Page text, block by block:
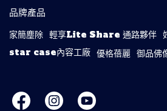
品牌產品
家簡塵除 輕享Lite Share 通路夥伴
star case內容工廠 優格蓓麗 御品佛